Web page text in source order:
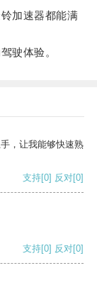
加速器都能满
驶体验。
，让我能够快速熟
支持[0] 反对[0]
支持[0] 反对[0]